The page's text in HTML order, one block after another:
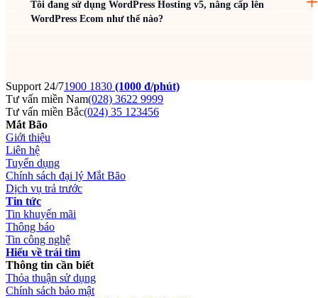
Tôi đang sử dụng WordPress Hosting v5, nâng cấp lên
WordPress Ecom như thế nào?
Support 24/71900 1830 (1000 đ/phút)
Tư vấn miền Nam(028) 3622 9999
Tư vấn miền Bắc(024) 35 123456
Mắt Bão
Giới thiệu
Liên hệ
Tuyển dụng
Chính sách đại lý Mắt Bão
Dịch vụ trả trước
Tin tức
Tin khuyến mãi
Thông báo
Tin công nghệ
Hiểu về trái tim
Thông tin cần biết
Thỏa thuận sử dụng
Chính sách bảo mật